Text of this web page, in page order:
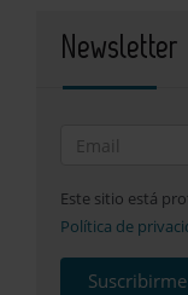
Newsletter
Este sitio está
Política de
Suscribirme